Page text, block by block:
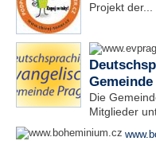
Projekt der...
Die
Mitglieder